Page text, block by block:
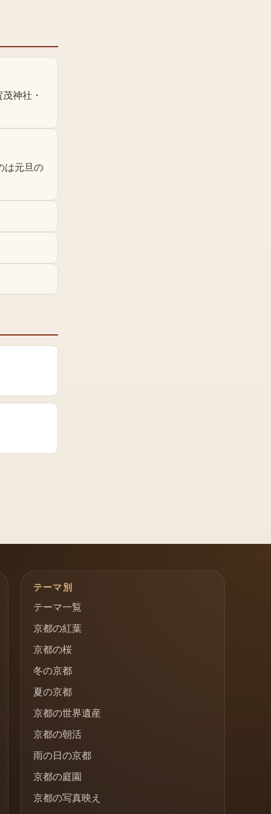
神社・
は元旦の
テーマ別
テーマ一覧
京都の紅葉
京都の桜
冬の京都
夏の京都
京都の世界遺産
京都の朝活
雨の日の京都
京都の庭園
京都の写真映え